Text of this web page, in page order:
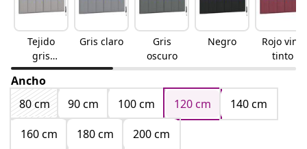
Tejido
gris
nube
Gris claro
Gris
oscuro
Negro
Rojo vino
tinto
Ancho
80 cm
90 cm 100 cm 120 cm
140 cm
160 cm
180 cm
200 cm